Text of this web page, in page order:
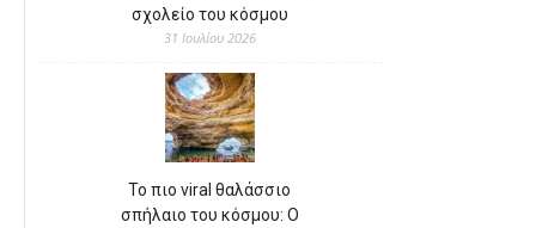
σχολείο του κόσμου
31 Ιουλίου 2026
Το πιο viral θαλάσσιο
σπήλαιο του κόσμου: Ο